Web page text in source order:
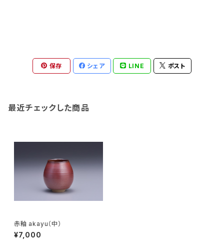
保存 シェア LINE ポスト
最近チェックした商品
赤釉 akayu（中）
¥7,000